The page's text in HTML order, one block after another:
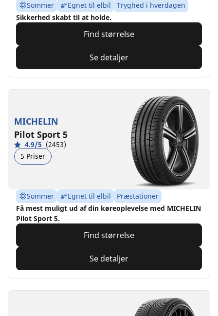
Sommer Egnet til elbil
Tryghed i hverdagen
Sikkerhed skabt til at holde.
Find størrelse
Se detaljer
MICHELIN
Pilot Sport 5
4.9/5 (2453)
5 Priser
Sommer Egnet til elbil
Præstationer
Få mest muligt ud af din køreoplevelse med MICHELIN
Pilot Sport 5.
Find størrelse
Se detaljer